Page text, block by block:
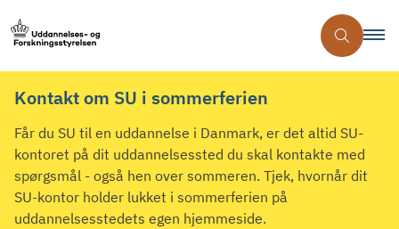
Kontakt om SU i sommerferien
Får du SU til en uddannelse i Danmark, er det altid SU-
kontoret på dit uddannelsessted du skal kontakte med
spørgsmål - også hen over sommeren. Tjek, hvornår dit
SU-kontor holder lukket i sommerferien på
uddannelsesstedets egen hjemmeside.